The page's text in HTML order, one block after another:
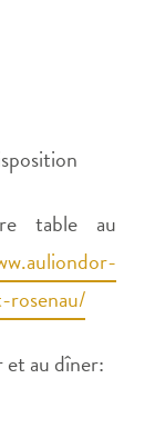
table au
rosenau/
et au dîner: